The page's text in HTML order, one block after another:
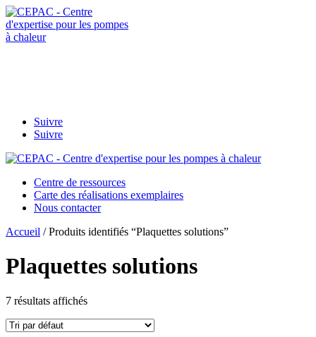
Suivre
Suivre
Centre de ressources
Carte des réalisations exemplaires
Nous contacter
Accueil / Produits identifiés “Plaquettes solutions”
Plaquettes solutions
7 résultats affichés